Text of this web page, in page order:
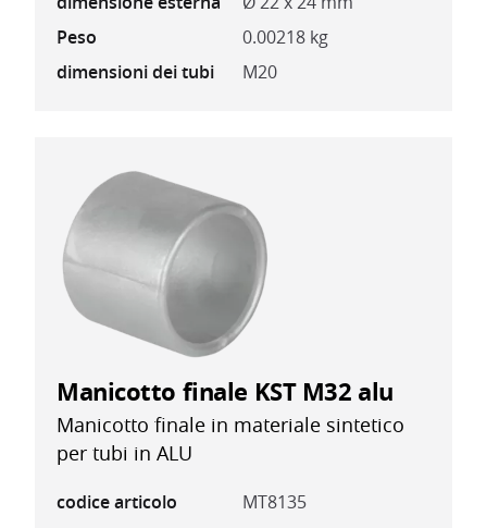
Peso
0.00218 kg
dimensioni dei tubi
M20
Manicotto finale KST M32 alu
Manicotto finale in materiale sintetico
per tubi in ALU
codice articolo
MT8135